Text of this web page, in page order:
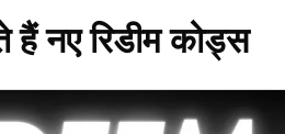
हैं नए रिडीम कोड्स